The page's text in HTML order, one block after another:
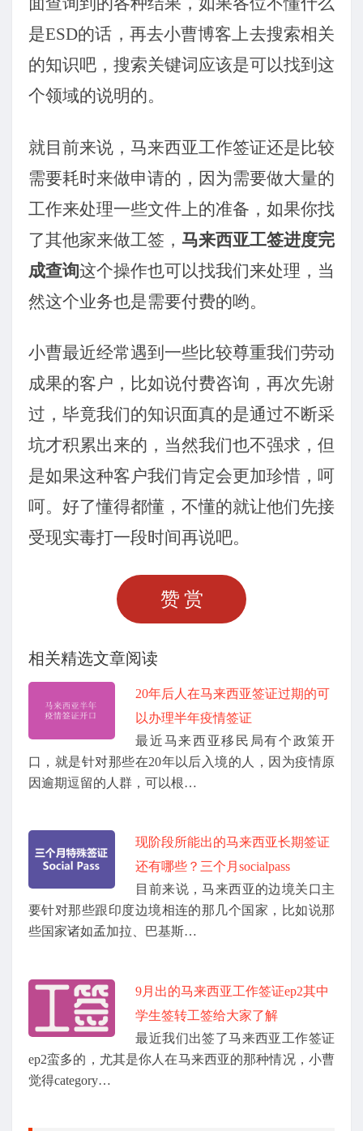
是ESD的话，再去小曹博客上去搜索相关
的知识吧，搜索关键词应该是可以找到这
个领域的说明的。
就目前来说，马来西亚工作签证还是比较
需要耗时来做申请的，因为需要做大量的
工作来处理一些文件上的准备，如果你找
了其他家来做工签， 马来西亚工签进度完
成查询这个操作也可以找我们来处理，当
然这个业务也是需要付费的哟。
小曹最近经常遇到一些比较尊重我们劳动
成果的客户，比如说付费咨询，再次先谢
过，毕竟我们的知识面真的是通过不断采
坑才积累出来的，当然我们也不强求，但
是如果这种客户我们肯定会更加珍惜，呵
呵。好了懂得都懂，不懂的就让他们先接
受现实毒打一段时间再说吧。
赞赏
相关精选文章阅读
20年后人在马来西亚签证过期的可
以办理半年疫情签证
最近马来西亚移民局有个政策开
口，就是针对那些在20年以后入境的人，因为疫情原
因逾期逗留的人群，可以根…
现阶段所能出的马来西亚长期签证
还有哪些？三个月socialpass
目前来说，马来西亚的边境关口主
要针对那些跟印度边境相连的那几个国家，比如说那
些国家诸如孟加拉、巴基斯…
9月出的马来西亚工作签证ep2其中
学生签转工签给大家了解
最近我们出签了马来西亚工作签证
ep2蛮多的，尤其是你人在马来西亚的那种情况，小曹
觉得category…